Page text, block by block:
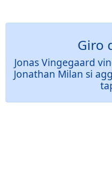
Giro
Jonas Vingegaard
Jonathan Milan si